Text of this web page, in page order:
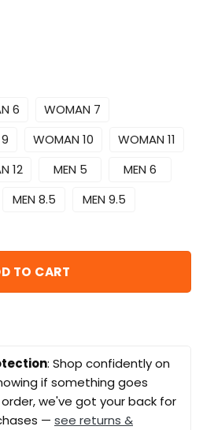
6
WOMAN 7
WOMAN 10
WOMAN 11
12 MEN 5
MEN 6
MEN 8.5
MEN 9.5
TO CART
: Shop confidently on
if something goes
we've got your back for
— see returns &